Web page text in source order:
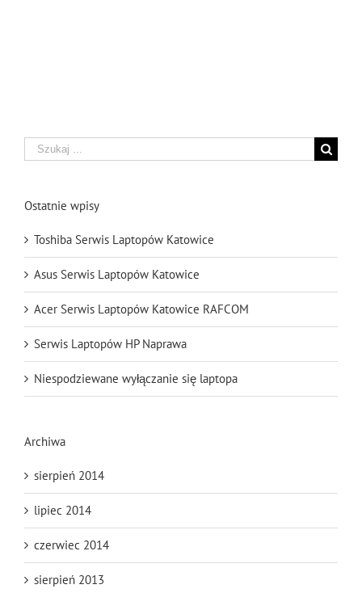
Szukaj
Ostatnie wpisy
Toshiba Serwis Laptopów Katowice
Asus Serwis Laptopów Katowice
Acer Serwis Laptopów Katowice RAFCOM
Serwis Laptopów HP Naprawa
Niespodziewane wyłączanie się laptopa
Archiwa
sierpień 2014
lipiec 2014
czerwiec 2014
sierpień 2013